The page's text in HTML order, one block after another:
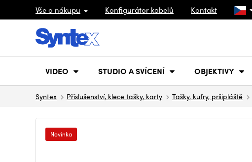
Vše o nákupu Konfigurátor kabelů Kontakt
VIDEO STUDIO A SVÍCENÍ OBJEKTIVY
Syntex Příslušenství, klece tašky, karty Tašky, kufry, pršipláště
Novinka